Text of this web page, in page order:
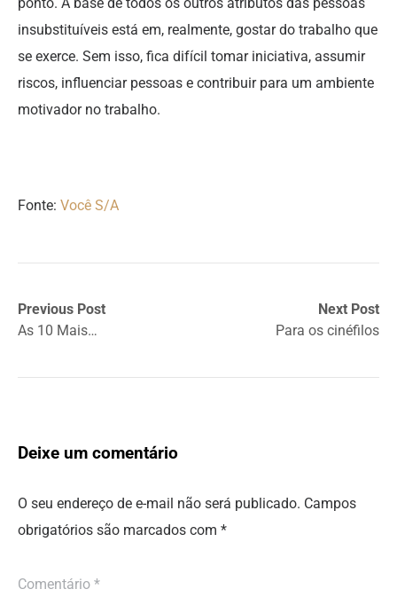
insubstituíveis está em, realmente, gostar do trabalho que
se exerce. Sem isso, fica difícil tomar iniciativa, assumir
riscos, influenciar pessoas e contribuir para um ambiente
motivador no trabalho.
Fonte: Você S/A
Previous Post
As 10 Mais…
Next Post
Para os cinéfilos
Deixe um comentário
O seu endereço de e-mail não será publicado. Campos
obrigatórios são marcados com *
Comentário *